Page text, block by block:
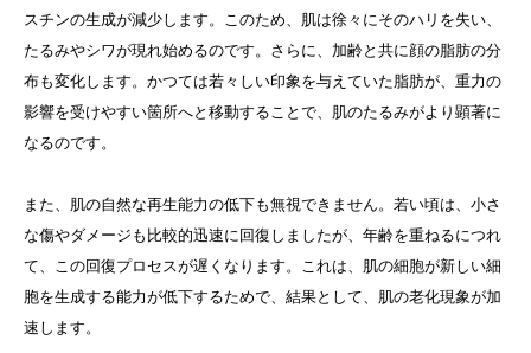
スチンの生成が減少します。このため、肌は徐々にそのハリを失い、
たるみやシワが現れ始めるのです。さらに、加齢と共に顔の脂肪の分
布も変化します。かつては若々しい印象を与えていた脂肪が、重力の
影響を受けやすい箇所へと移動することで、肌のたるみがより顕著に
なるのです。
また、肌の自然な再生能力の低下も無視できません。若い頃は、小さ
な傷やダメージも比較的迅速に回復しましたが、年齢を重ねるにつれ
て、この回復プロセスが遅くなります。これは、肌の細胞が新しい細
胞を生成する能力が低下するためで、結果として、肌の老化現象が加
速します。